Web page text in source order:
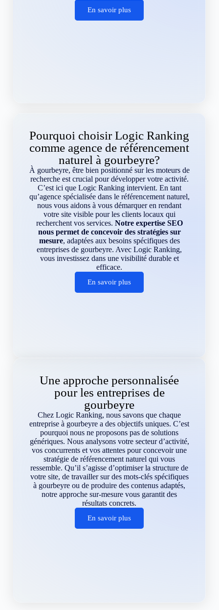
En savoir plus
Pourquoi choisir Logic Ranking
comme agence de référencement
naturel à gourbeyre?
À gourbeyre, être bien positionné sur les moteurs de
recherche est crucial pour développer votre activité.
C’est ici que Logic Ranking intervient. En tant
qu’agence spécialisée dans le référencement naturel,
nous vous aidons à vous démarquer en rendant
votre site visible pour les clients locaux qui
recherchent vos services. Notre expertise SEO
nous permet de concevoir des stratégies sur
mesure, adaptées aux besoins spécifiques des
entreprises de gourbeyre. Avec Logic Ranking,
vous investissez dans une visibilité durable et
efficace.
En savoir plus
Une approche personnalisée
pour les entreprises de
gourbeyre
Chez Logic Ranking, nous savons que chaque
entreprise à gourbeyre a des objectifs uniques. C’est
pourquoi nous ne proposons pas de solutions
génériques. Nous analysons votre secteur d’activité,
vos concurrents et vos attentes pour concevoir une
stratégie de référencement naturel qui vous
ressemble. Qu’il s’agisse d’optimiser la structure de
votre site, de travailler sur des mots-clés spécifiques
à gourbeyre ou de produire des contenus adaptés,
notre approche sur-mesure vous garantit des
résultats concrets.
En savoir plus